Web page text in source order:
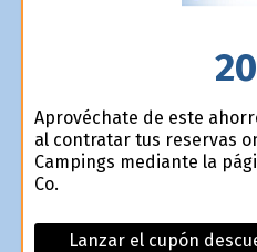
Aprovéchate de este
al contratar tus reservas
Campings mediante la
Co.
Lanzar el cupón